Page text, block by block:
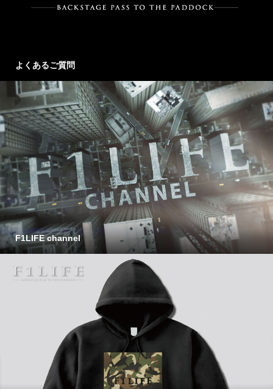
よくあるご質問
F1LIFE channel